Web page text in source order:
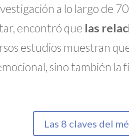
a lo largo de
encontró que las
estudios muestran
sino también la
Las 8 claves del